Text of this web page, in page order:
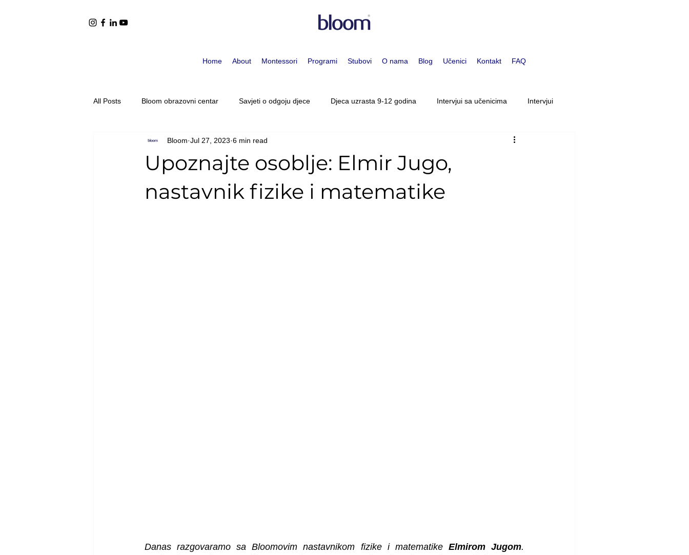
Home About Montessori Programi Stubovi O nama Blog Učenici Kontakt FAQ
All Posts Bloom obrazovni centar Savjeti o odgoju djece Djeca uzrasta 9-12 godina Intervjui sa učenicima Intervjui
Preporuke literature Montessori pristup Djeca uzrasta 9-6 godina
Adolescenti 15-19 godina Pokret
Upoznajte osoblje: Elmir Jugo,
nastavnik fizike i matematike
Bloom Jul 27, 2023 6 min read
Danas razgovaramo sa Bloomovim nastavnikom fizike i matematike Elmirom Jugom.